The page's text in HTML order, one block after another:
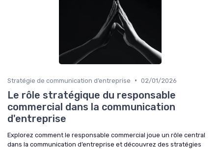
Stratégie de communication d’entreprise • 02/01/2026
Le rôle stratégique du responsable
commercial dans la communication
d'entreprise
Explorez comment le responsable commercial joue un rôle central
dans la communication d’entreprise et découvrez des stratégies